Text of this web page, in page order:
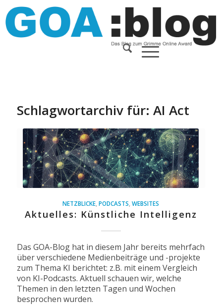
Schlagwortarchiv für: AI Act
NETZBLICKE ,PODCASTS ,WEBSITES
Aktuelles: Künstliche Intelligenz
Das GOA-Blog hat in diesem Jahr bereits mehrfach
über verschiedene Medienbeiträge und -projekte
zum Thema KI berichtet: z.B. mit einem Vergleich
von KI-Podcasts. Aktuell schauen wir, welche
Themen in den letzten Tagen und Wochen
besprochen wurden.